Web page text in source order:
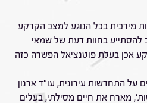
שקיפות מירבית בכל הנוגע למצב הקרקע
בחוות דעת של שמאי
אכן בעלת פוטנציאל הפשרה כזה
התחדשות עירונית, עו"ד ארנון
מארח את חיים מסילתי, בעלים